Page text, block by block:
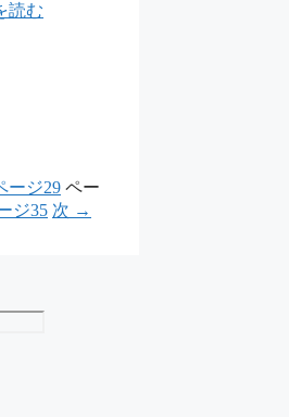
読む
ージ29 ペー
ジ35 次 →